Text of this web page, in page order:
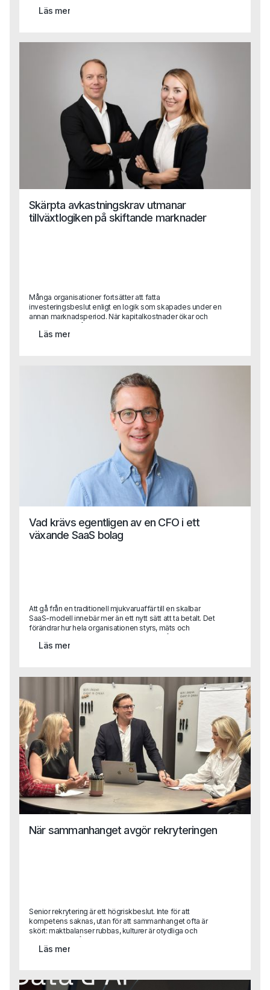
abstrakt. Men det är svårt att förklara vad god kultur är.
Läs mer
Skärpta avkastningskrav utmanar
tillväxtlogiken på skiftande marknader
Många organisationer fortsätter att fatta
investeringsbeslut enligt en logik som skapades under en
annan marknadsperiod. När kapitalkostnader ökar och
konkurrensen hårdnar blir konsekvensen ofta att tillväxt
inte längre leder till lönsamhet.
Läs mer
Vad krävs egentligen av en CFO i ett
växande SaaS bolag
Att gå från en traditionell mjukvaruaffär till en skalbar
SaaS-modell innebär mer än ett nytt sätt att ta betalt. Det
förändrar hur hela organisationen styrs, mäts och
prioriterar.För CFO innebär det ett skifte från klassisk
uppföljning till att bli en central affärspartner i tillväxtresan
på Stratsys, blev det tydligt att finansfunktionen kan spela
en avgörande roll i just den typen av transformation. I
intervjun delar han sina erfarenheter från arbetet med att
ställa om affären, bygga en mer datadriven organisation
och utveckla CFO-rollen i ett växande SaaS-bolag.
Läs mer
När sammanhanget avgör rekryteringen
Senior rekrytering är ett högriskbeslut. Inte för att
kompetens saknas, utan för att sammanhanget ofta är
skört: maktbalanser rubbas, kulturer är otydliga och
konkreta lärdomar från uppdrag där employer branding,
sekundära.
Läs mer